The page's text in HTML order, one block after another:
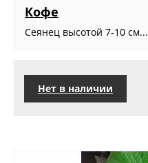
Кофе
Сеянец высотой 7-10 см...
Нет в наличии